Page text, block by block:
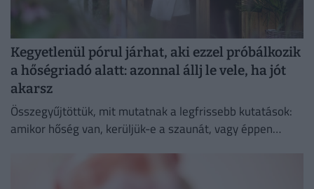
Kegyetlenül pórul járhat, aki ezzel próbálkozik
a hőségriadó alatt: azonnal állj le vele, ha jót
akarsz
Összegyűjtöttük, mit mutatnak a legfrissebb kutatások:
amikor hőség van, kerüljük-e a szaunát, vagy éppen